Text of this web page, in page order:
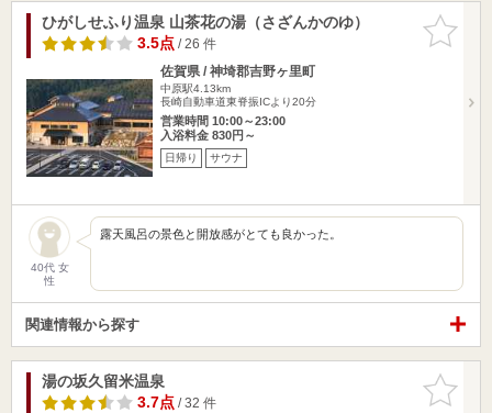
お気に入
りに追加
ひがしせふり温泉 山茶花の湯（さざんかのゆ）
3.5点/ 26 件
佐賀県 / 神埼郡吉野ヶ里町
中原駅4.13km
長崎自動車道東脊振ICより20分
営業時間 10:00～23:00
入浴料金 830円～
日帰り サウナ
40代 女
性
露天風呂の景色と開放感がとても良かった。
関連情報から探す
お気に入
りに追加
湯の坂久留米温泉
3.7点/ 32 件